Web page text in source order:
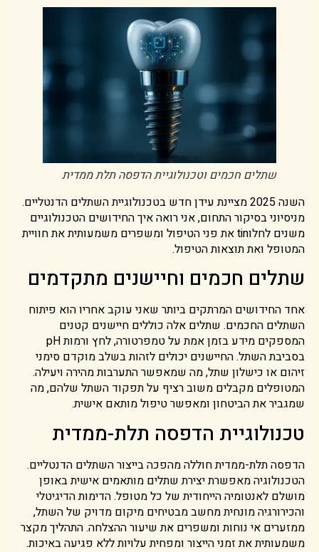
שתלים חכמים וטכנולוגיית הדפסה תלת ממדית
השנה 2025 מציינת עידן חדש בטכנולוגיית השתלים הדנטליים.
מניסיוני בסיקור התחום, אני רואה איך החידושים הטכנולוגיים
משנים לחלוtin את פני הטיפול ומשפרים משמעותית את חוויית
המטופל ואת תוצאות הטיפול.
שתלים חכמים וחיישנים מתקדמים
אחד החידושים המרתקים ביותר שאני עוקב אחריו הוא פיתוח
השתלים החכמים. שתלים אלה כוללים חיישנים קטנים
המספקים מידע בזמן אמת על טמפרטורה, לחץ ורמות pH
בסביבת השתל. החיישנים יכולים לזהות בשלב מוקדם סימני
זיהום או כישלון שתל, מה שמאפשר התערבות מהירה ויעילה.
המטופלים מקבלים משוב רציף על תפקוד השתל שלהם, מה
שמגביר את הביטחון ומאפשר טיפול מותאם אישית.
טכנולוגיית הדפסה תלת-ממדית
הדפסה תלת-ממדית חוללה מהפכה בייצור השתלים הדנטליים.
הטכנולוגיה מאפשרת יצירת שתלים מותאמים אישית באופן
מושלם לאנטומיה הייחודית של כל מטופל. הדימות הדיגיטלי
והכירורגיה מונחית מחשב מבטיחים מיקום מדויק של השתל,
ממזערים אי נוחות ומשפרים את שיעור ההצלחה. התהליך מקצר
משמעותית את זמני הייצור ומפחית עלויות ללא פגיעה באיכות.